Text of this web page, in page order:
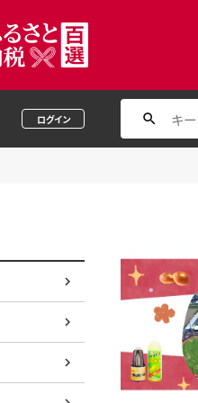
ログイン